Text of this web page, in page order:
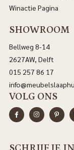
Winactie Pagina
SHOWROOM
Bellweg 8-14
2627AW, Delft
015 257 86 17
VOLG ONS